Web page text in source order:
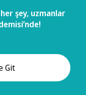
şey, uzmanlar
Git